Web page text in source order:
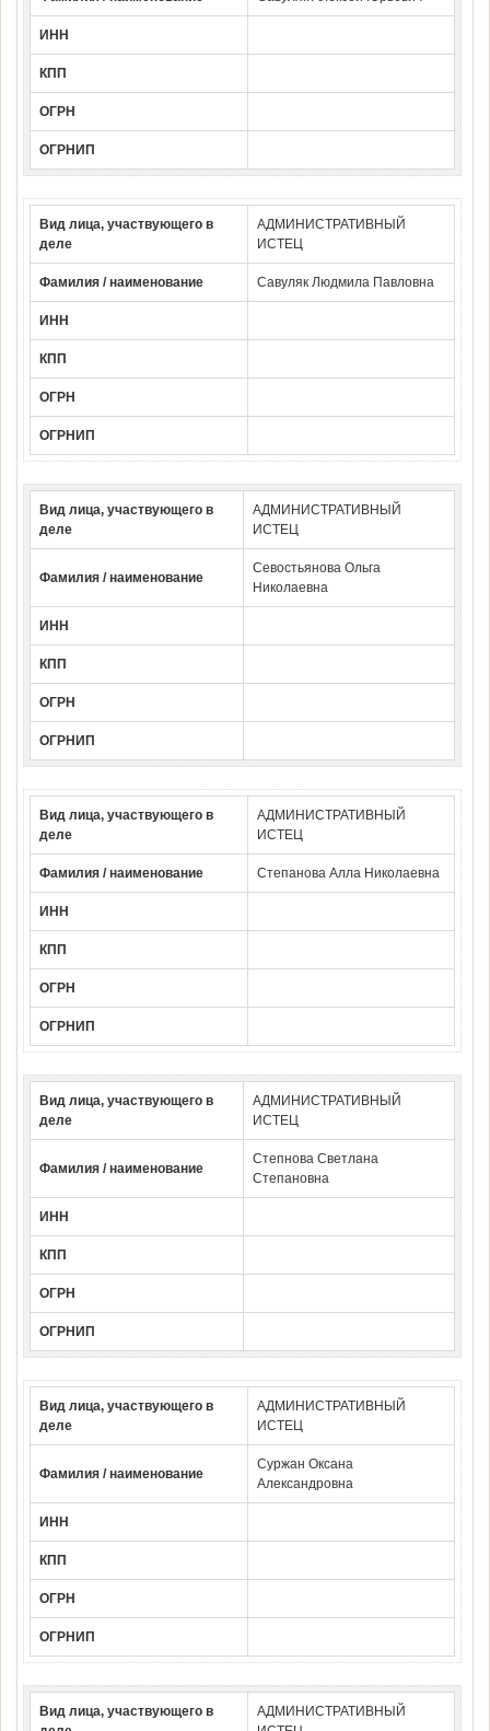
ИНН
КПП
ОГРН
ОГРНИП
Вид лица, участвующего в
деле
АДМИНИСТРАТИВНЫЙ
ИСТЕЦ
Фамилия / наименование Савуляк Людмила Павловна
ИНН
КПП
ОГРН
ОГРНИП
Вид лица, участвующего в
деле
АДМИНИСТРАТИВНЫЙ
ИСТЕЦ
Фамилия / наименование
Севостьянова Ольга
Николаевна
ИНН
КПП
ОГРН
ОГРНИП
Вид лица, участвующего в
деле
АДМИНИСТРАТИВНЫЙ
ИСТЕЦ
Фамилия / наименование Степанова Алла Николаевна
ИНН
КПП
ОГРН
ОГРНИП
Вид лица, участвующего в
деле
АДМИНИСТРАТИВНЫЙ
ИСТЕЦ
Фамилия / наименование
Степнова Светлана
Степановна
ИНН
КПП
ОГРН
ОГРНИП
Вид лица, участвующего в
деле
АДМИНИСТРАТИВНЫЙ
ИСТЕЦ
Фамилия / наименование
Суржан Оксана
Александровна
ИНН
КПП
ОГРН
ОГРНИП
Вид лица, участвующего в
АДМИНИСТРАТИВНЫЙ